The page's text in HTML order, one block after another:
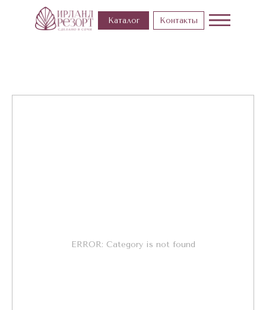
Контакты
Каталог
ERROR: Category is not found